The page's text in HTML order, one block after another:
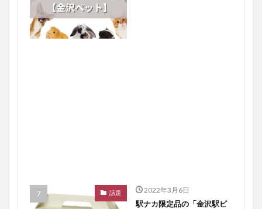
話題 2022年3月6日
駅ナカ限定品の「金沢駅ビ